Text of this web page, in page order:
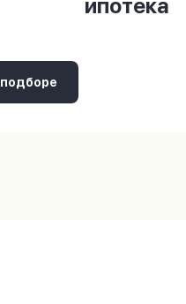
ипотека